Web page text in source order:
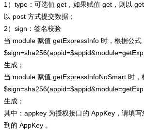
1）type：可选值 get，如果赋值 get，则以
以 post 方式提交数据；
2）sign：签名校验
当 module 赋值 getExpressInfo 时，根据公式
生成；
当 module 赋值 getExpressInfoNoSmart 时，
生成；
其中：appkey 为授权接口的 AppKey，请填
到的 AppKey 。